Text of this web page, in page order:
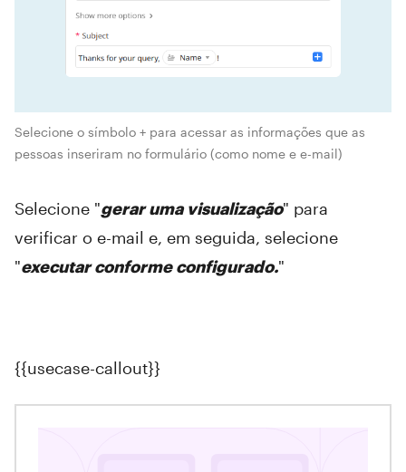
Selecione o símbolo + para acessar as informações que as
pessoas inseriram no formulário (como nome e e-mail)
Selecione "gerar uma visualização" para
verificar o e-mail e, em seguida, selecione
"executar conforme configurado."
{{usecase-callout}}